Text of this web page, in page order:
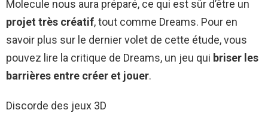
Molecule nous aura préparé, ce qui est sûr d’être un
projet très créatif, tout comme Dreams. Pour en
savoir plus sur le dernier volet de cette étude, vous
pouvez lire la critique de Dreams, un jeu qui briser les
barrières entre créer et jouer.
Discorde des jeux 3D